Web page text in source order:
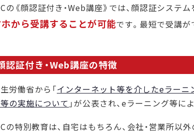
の《顔認証付き・Web講座》では、顔認証システ
から受講することが可能です。最短で受講が
認証付き・Web講座の特徴
労働省から「インターネット等を介したeラー
の実施について 」が公表され、eラーニング等
の特別教育は、自宅はもちろん、会社・営業所以外